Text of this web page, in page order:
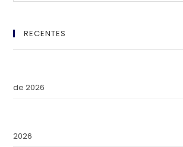
RECENTES
de 2026
2026